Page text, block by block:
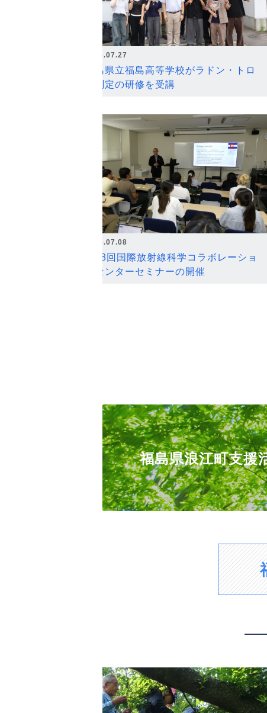
2026.07.27
福島県立福島高等学校がラドン・トロ
ン測定の研修を受講
2026.07.08
第18回国際放射線科学コラボレーショ
ンセンターセミナーの開催
福島県浪江町支援